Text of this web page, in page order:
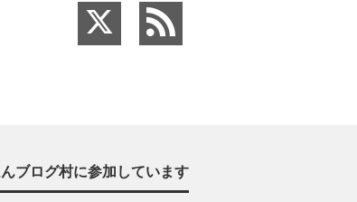
ブログ村に参加しています